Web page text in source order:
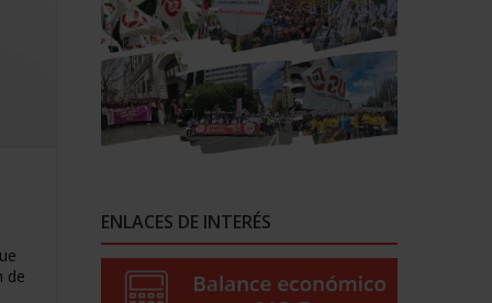
de
ENLACES DE INTERÉS